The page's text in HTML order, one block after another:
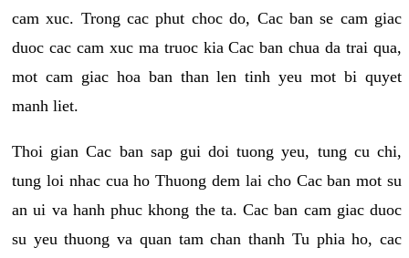
cam xuc. Trong cac phut choc do, Cac ban se cam giac
duoc cac cam xuc ma truoc kia Cac ban chua da trai qua,
mot cam giac hoa ban than len tinh yeu mot bi quyet
manh liet.
Thoi gian Cac ban sap gui doi tuong yeu, tung cu chi,
tung loi nhac cua ho Thuong dem lai cho Cac ban mot su
an ui va hanh phuc khong the ta. Cac ban cam giac duoc
su yeu thuong va quan tam chan thanh Tu phia ho, cac